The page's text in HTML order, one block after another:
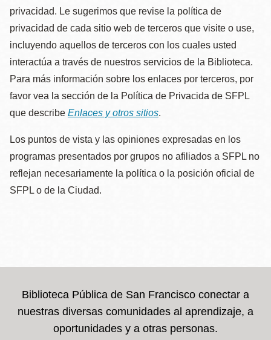
privacidad. Le sugerimos que revise la política de
privacidad de cada sitio web de terceros que visite o use,
incluyendo aquellos de terceros con los cuales usted
interactúa a través de nuestros servicios de la Biblioteca.
Para más información sobre los enlaces por terceros, por
favor vea la sección de la Política de Privacida de SFPL
que describe Enlaces y otros sitios.
Los puntos de vista y las opiniones expresadas en los
programas presentados por grupos no afiliados a SFPL no
reflejan necesariamente la política o la posición oficial de
SFPL o de la Ciudad.
Biblioteca Pública de San Francisco conectar a
nuestras diversas comunidades al aprendizaje, a
oportunidades y a otras personas.